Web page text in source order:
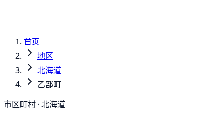
首页
地区
北海道
乙部町
市区町村 · 北海道